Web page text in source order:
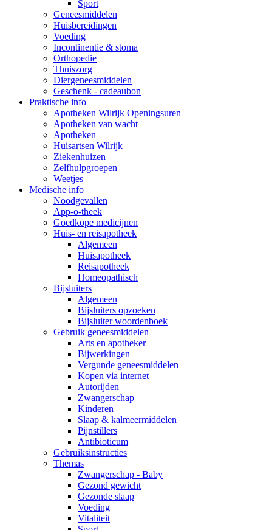
Sport
Geneesmiddelen
Huisbereidingen
Voeding
Incontinentie & stoma
Orthopedie
Thuiszorg
Diergeneesmiddelen
Geschenk - cadeaubon
Praktische info
Apotheken Wilrijk Openingsuren
Apotheken van wacht
Apotheken
Huisartsen Wilrijk
Ziekenhuizen
Zelfhulpgroepen
Weetjes
Medische info
Noodgevallen
App-o-theek
Goedkope medicijnen
Huis- en reisapotheek
Algemeen
Huisapotheek
Reisapotheek
Homeopathisch
Bijsluiters
Algemeen
Bijsluiters opzoeken
Bijsluiter woordenboek
Gebruik geneesmiddelen
Arts en apotheker
Bijwerkingen
Vergunde geneesmiddelen
Kopen via internet
Autorijden
Zwangerschap
Kinderen
Slaap & kalmeermiddelen
Pijnstillers
Antibioticum
Gebruiksinstructies
Themas
Zwangerschap - Baby
Gezond gewicht
Gezonde slaap
Voeding
Vitaliteit